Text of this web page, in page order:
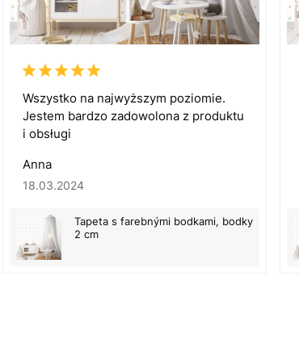
Wszystko na najwyższym poziomie.
Jestem bardzo zadowolona z produktu
i obsługi
Anna
18.03.2024
Tapeta s farebnými bodkami, bodky
2 cm